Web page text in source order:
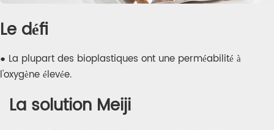
Le défi
● La plupart des bioplastiques ont une perméabilité à
l'oxygène élevée.
La solution Meiji